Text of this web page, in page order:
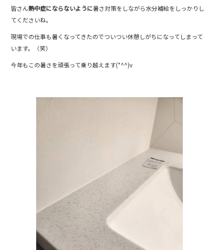
b
o
o
k
皆さん熱中症にならないように暑さ対策をしながら水分補給をしっかりし
てくださいね。
現場での仕事も暑くなってきたのでついつい休憩しがちになってしまって
います。（笑）
今年もこの暑さを頑張って乗り越えます(*^^)v